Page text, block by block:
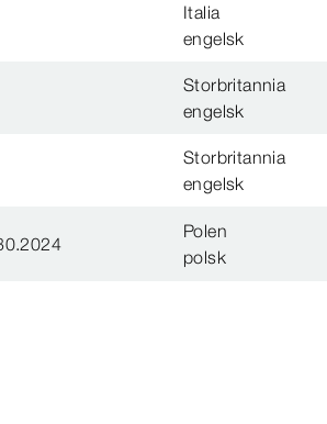
Italia
engelsk
Storbritannia
engelsk
Storbritannia
engelsk
Polen
polsk